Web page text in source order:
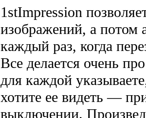
1stImpression
изображений, а потом
каждый раз, когда
Все делается очень
для каждой
хотите ее видеть —
выключении.